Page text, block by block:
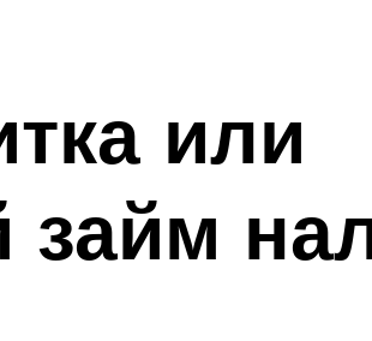
или
займ